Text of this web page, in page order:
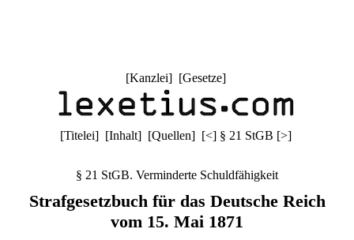
[Kanzlei] [Gesetze]
[Titelei] [Inhalt] [Quellen] [<] § 21 StGB [>]
§ 21 StGB. Verminderte Schuldfähigkeit
Strafgesetzbuch für das Deutsche Reich
vom 15. Mai 1871